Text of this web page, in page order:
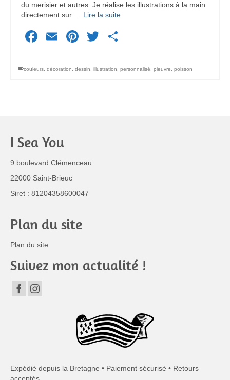
du merisier et autres. Je réalise les illustrations à la main
directement sur … Lire la suite
Facebook
EmailPinterest
Twitter
couleurs décoration dessin illustration personnalisé pieuvre poisson
I Sea You
9 boulevard Clémenceau
22000 Saint-Brieuc
Siret : 81204358600047
Plan du site
Plan du site
Suivez mon actualité !
Expédié depuis la Bretagne • Paiement sécurisé • Retours